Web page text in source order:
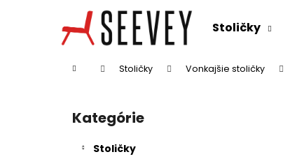
Stoličky
Domov Stoličky Vonkajšie stoličky
Preskočiť
kategórie
Kategórie
Stoličky
Späť
Späť